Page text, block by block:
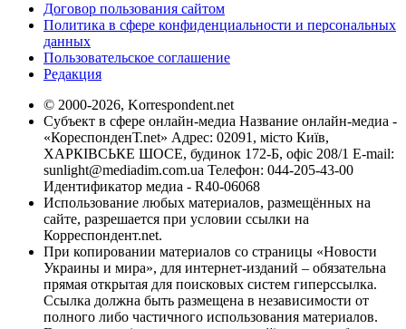
Договор пользования сайтом
Политика в сфере конфиденциальности и персональных
данных
Пользовательское соглашение
Редакция
© 2000-2026, Korrespondent.net
Субъект в сфере онлайн-медиа Название онлайн-медиа -
«КореспонденТ.net» Адрес: 02091, місто Київ,
ХАРКІВСЬКЕ ШОСЕ, будинок 172-Б, офіс 208/1 E-mail:
sunlight@mediadim.com.ua Телефон: 044-205-43-00
Идентификатор медиа - R40-06068
Использование любых материалов, размещённых на
сайте, разрешается при условии ссылки на
Корреспондент.net.
При копировании материалов со страницы «Новости
Украины и мира», для интернет-изданий – обязательна
прямая открытая для поисковых систем гиперссылка.
Ссылка должна быть размещена в независимости от
полного либо частичного использования материалов.